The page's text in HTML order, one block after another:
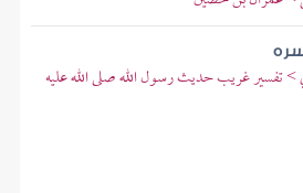
تفسير غريب حديث رسول الله صلى الله عليه